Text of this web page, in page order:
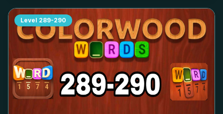
Level 289-290